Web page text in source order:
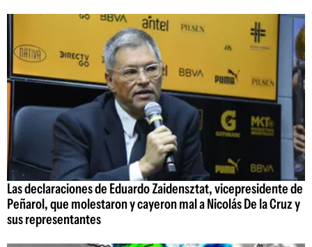
Las declaraciones de Eduardo Zaidensztat, vicepresidente de
Peñarol, que molestaron y cayeron mal a Nicolás De la Cruz y
sus representantes